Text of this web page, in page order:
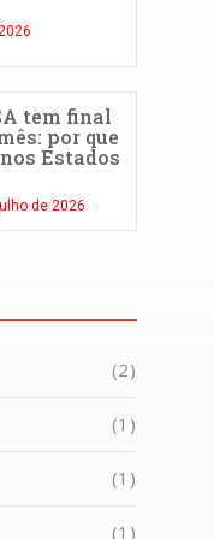
tem final
por que
Estados
de 2026
(2)
(1)
(1)
(1)